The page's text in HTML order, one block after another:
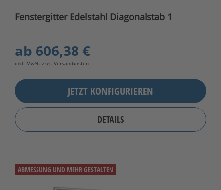
Fenstergitter Edelstahl Diagonalstab 1
ab 606,38 €
inkl. MwSt. zzgl. Versandkosten
JETZT KONFIGURIEREN
DETAILS
ABMESSUNG UND MEHR GESTALTEN